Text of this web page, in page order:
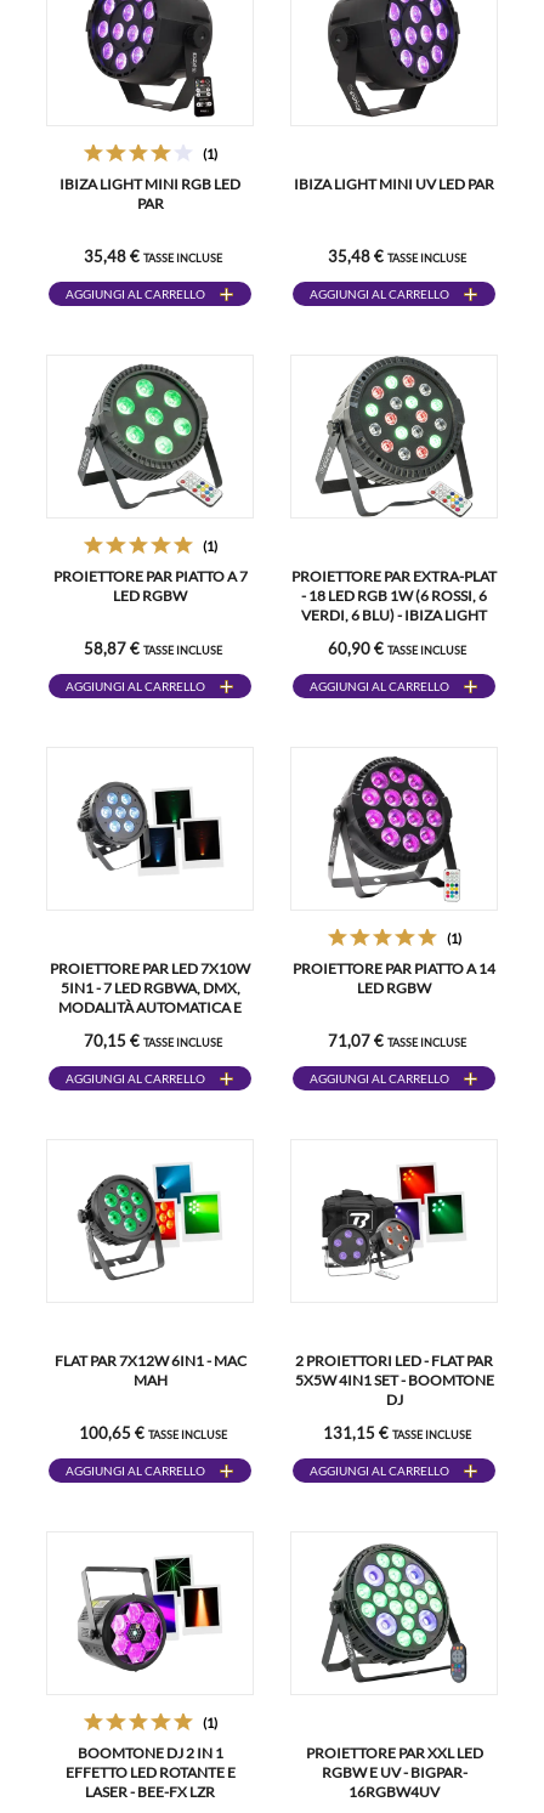
(1)
IBIZA LIGHT MINI RGB LED
PAR
35,48 € TASSE INCLUSE
AGGIUNGI AL CARRELLO
IBIZA LIGHT MINI UV LED PAR
35,48 € TASSE INCLUSE
AGGIUNGI AL CARRELLO
(1)
PROIETTORE PAR PIATTO A 7
LED RGBW
58,87 € TASSE INCLUSE
AGGIUNGI AL CARRELLO
PROIETTORE PAR EXTRA-PLAT
- 18 LED RGB 1W (6 ROSSI, 6
VERDI, 6 BLU) - IBIZA LIGHT
60,90 € TASSE INCLUSE
AGGIUNGI AL CARRELLO
PROIETTORE PAR LED 7X10W
5IN1 - 7 LED RGBWA, DMX,
MODALITÀ AUTOMATICA E
70,15 € TASSE INCLUSE
AGGIUNGI AL CARRELLO
(1)
PROIETTORE PAR PIATTO A 14
LED RGBW
71,07 € TASSE INCLUSE
AGGIUNGI AL CARRELLO
FLAT PAR 7X12W 6IN1 - MAC
MAH
100,65 € TASSE INCLUSE
AGGIUNGI AL CARRELLO
2 PROIETTORI LED - FLAT PAR
5X5W 4IN1 SET - BOOMTONE
DJ
131,15 € TASSE INCLUSE
AGGIUNGI AL CARRELLO
(1)
BOOMTONE DJ 2 IN 1
EFFETTO LED ROTANTE E
LASER - BEE-FX LZR
PROIETTORE PAR XXL LED
RGBW E UV - BIGPAR-
16RGBW4UV